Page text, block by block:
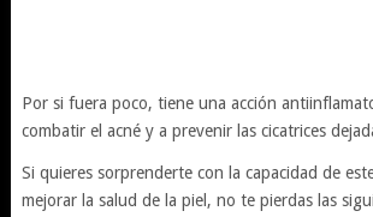
Por si fuera poco, tiene una acción
combatir el acné y a prevenir las cicatrices
Si quieres sorprenderte con la capacidad de
mejorar la salud de la piel, no te pierdas las